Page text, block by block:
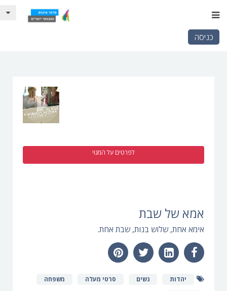
כניסה
לפרטים על המנוי
אמא של שבת
אימא אחת, שלוש בנות, שבת אחת.
יהדות נשים סרטי מעלה
משפחה